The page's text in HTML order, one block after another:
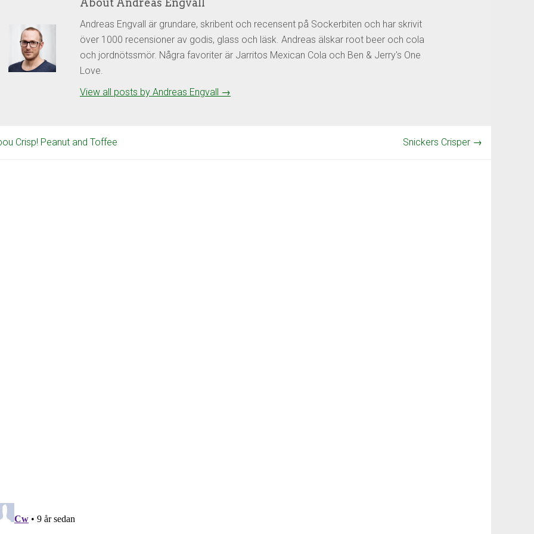
About Andreas Engvall
Andreas Engvall är grundare, skribent och recensent på Sockerbiten och har skrivit
över 1000 recensioner av godis, glass och läsk. Andreas älskar root beer och cola
och jordnötssmör. Några favoriter är Jarritos Mexican Cola och Ben & Jerry's One
Love.
View all posts by Andreas Engvall →
Crisp! Peanut and Toffee Snickers Crisper →